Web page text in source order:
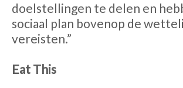
doelstellingen te delen en
sociaal plan bovenop de
vereisten.”
Eat This